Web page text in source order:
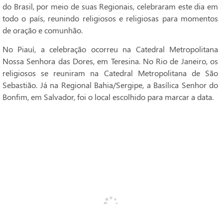
do Brasil, por meio de suas Regionais, celebraram este dia em
todo o país, reunindo religiosos e religiosas para momentos
de oração e comunhão.
No Piauí, a celebração ocorreu na Catedral Metropolitana
Nossa Senhora das Dores, em Teresina. No Rio de Janeiro, os
religiosos se reuniram na Catedral Metropolitana de São
Sebastião. Já na Regional Bahia/Sergipe, a Basílica Senhor do
Bonfim, em Salvador, foi o local escolhido para marcar a data.